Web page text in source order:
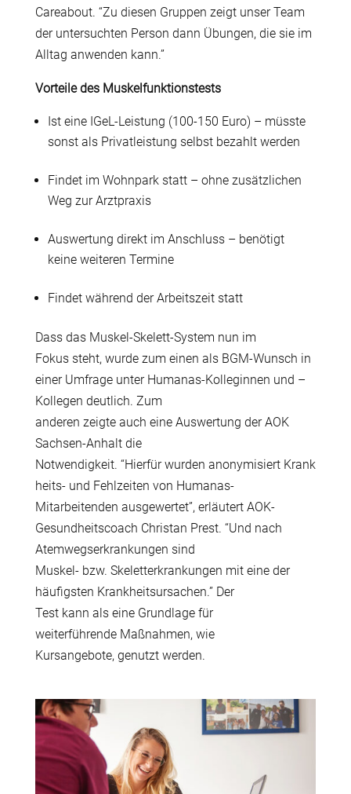
Careabout. “Zu diesen Gruppen zeigt unser Team
der untersuchten Person dann Übungen, die sie im
Alltag anwenden kann.”
Vorteile des Muskelfunktionstests
Ist eine IGeL-Leistung (100-150 Euro) – müsste
sonst als Privatleistung selbst bezahlt werden
Findet im Wohnpark statt – ohne zusätzlichen
Weg zur Arztpraxis
Auswertung direkt im Anschluss – benötigt
keine weiteren Termine
Findet während der Arbeitszeit statt
Dass das Muskel-Skelett-System nun im
Fokus steht, wurde zum einen als BGM-Wunsch in
einer Umfrage unter Humanas-Kolleginnen und –
Kollegen deutlich. Zum
anderen zeigte auch eine Auswertung der AOK
Sachsen-Anhalt die
Notwendigkeit. “Hierfür wurden anonymisiert Krank
heits- und Fehlzeiten von Humanas-
Mitarbeitenden ausgewertet”, erläutert AOK-
Gesundheitscoach Christan Prest. “Und nach
Atemwegserkrankungen sind
Muskel- bzw. Skeletterkrankungen mit eine der
häufigsten Krankheitsursachen.” Der
Test kann als eine Grundlage für
weiterführende Maßnahmen, wie
Kursangebote, genutzt werden.